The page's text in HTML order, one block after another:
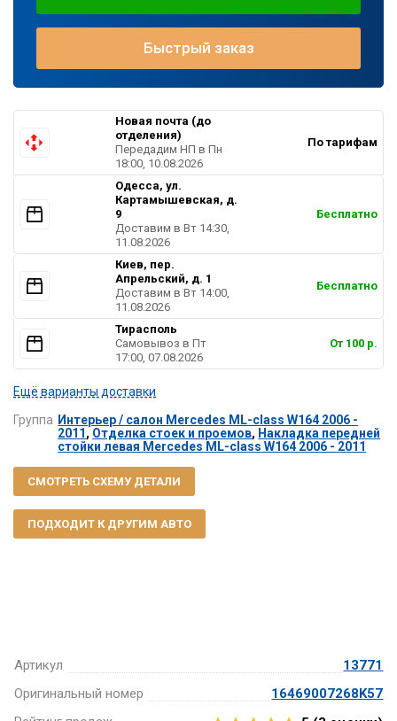
Артикул
13771
Оригинальный номер
16469007268K57
Быстрый заказ
Новая почта (до
отделения)
Передадим НП в Пн
18:00, 10.08.2026
По тарифам
Одесса, ул.
Картамышевская, д.
9
Доставим в Вт 14:30,
11.08.2026
Бесплатно
Киев, пер.
Апрельский, д. 1
Доставим в Вт 14:00,
11.08.2026
Бесплатно
Тирасполь
Самовывоз в Пт
17:00, 07.08.2026
От 100 р.
Ещё варианты доставки
Группа Интерьер / салон Mercedes ML-class W164 2006 -
2011, Отделка стоек и проемов, Накладка передней
стойки левая Mercedes ML-class W164 2006 - 2011
СМОТРЕТЬ СХЕМУ ДЕТАЛИ
ПОДХОДИТ К ДРУГИМ АВТО